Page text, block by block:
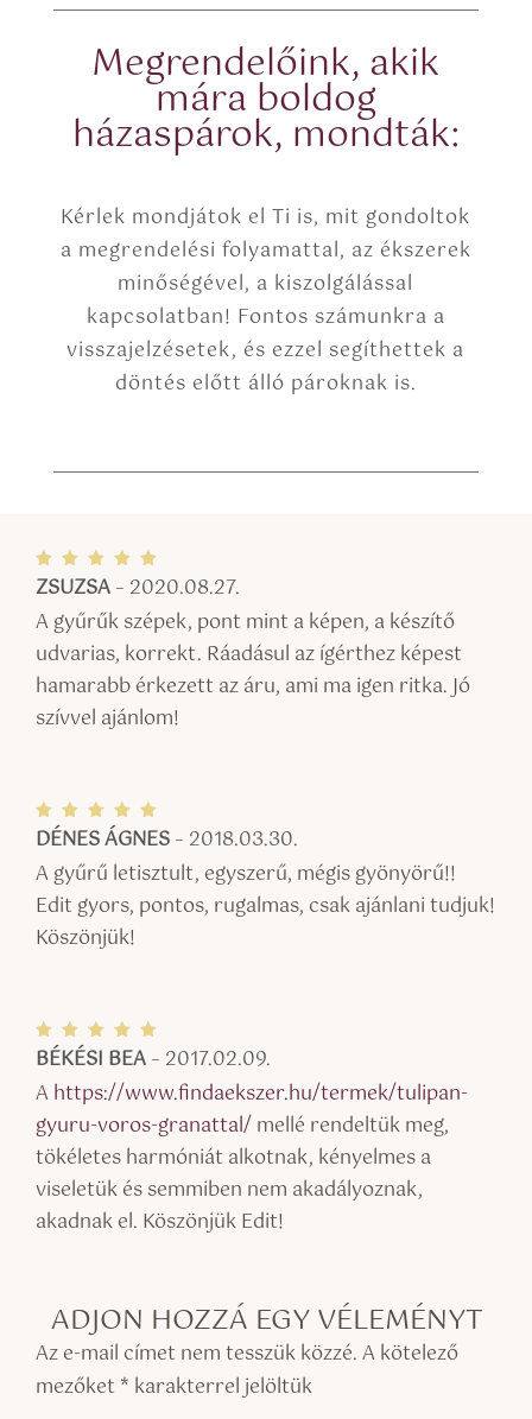
o
*
Megrendelőink, akik
mára boldog
házaspárok, mondták:
Kérlek mondjátok el Ti is, mit gondoltok
a megrendelési folyamattal, az ékszerek
minőségével, a kiszolgálással
kapcsolatban! Fontos számunkra a
visszajelzésetek, és ezzel segíthettek a
döntés előtt álló pároknak is.
Értékel
és:
/ 5
ZSUZSA– 2020.08.27.
A gyűrűk szépek, pont mint a képen, a készítő
udvarias, korrekt. Ráadásul az ígérthez képest
hamarabb érkezett az áru, ami ma igen ritka. Jó
szívvel ajánlom!
Értékel
és: 5
/ 5
DÉNES ÁGNES– 2018.03.30.
A gyűrű letisztult, egyszerű, mégis gyönyörű!!
Edit gyors, pontos, rugalmas, csak ajánlani tudjuk!
Köszönjük!
Értékel
és:5
/ 5
BÉKÉSI BEA– 2017.02.09.
Ahttps://www.findaekszer.hu/termek/tulipan-
gyuru-voros-granattal/mellé rendeltük meg,
tökéletes harmóniát alkotnak, kényelmes a
viseletük és semmiben nem akadályoznak,
akadnak el. Köszönjük Edit!
ADJON HOZZÁ EGY VÉLEMÉNYT
Az e-mail címet nem tesszük közzé.A kötelező
mezőket * karakterrel jelöltük